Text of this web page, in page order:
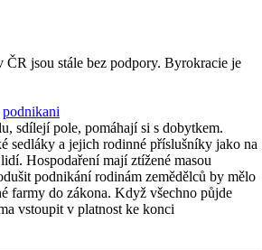
ČR jsou stále bez podpory. Byrokracie je
podnikani
sdílejí pole, pomáhají si s dobytkem.
sedláky a jejich rodinné příslušníky jako na
Hospodaření mají ztížené masou
podnikání rodinám zemědělců by mělo
farmy do zákona. Když všechno půjde
vstoupit v platnost ke konci